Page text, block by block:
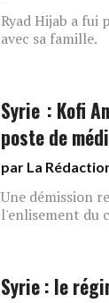
Ryad Hijab a fui
avec sa famille.
Syrie : Kofi
poste de
par La
Une démission
l'enlisement du
Syrie : le